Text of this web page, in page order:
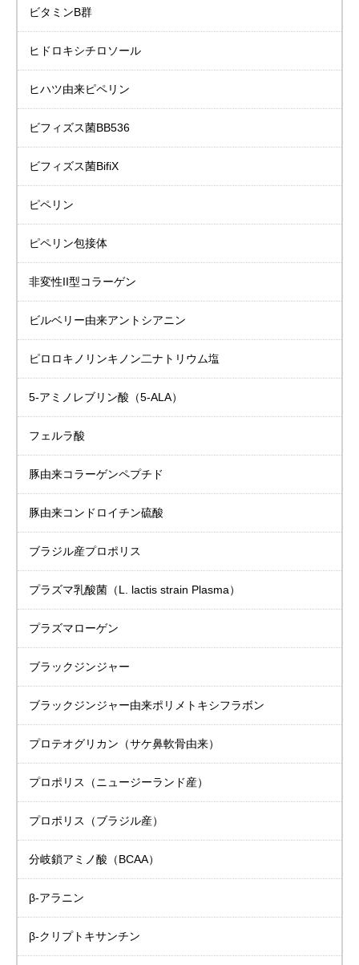
ビタミンB群
ヒドロキシチロソール
ヒハツ由来ピペリン
ビフィズス菌BB536
ビフィズス菌BifiX
ピペリン
ピペリン包接体
非変性II型コラーゲン
ビルベリー由来アントシアニン
ピロロキノリンキノン二ナトリウム塩
5-アミノレブリン酸 （5-ALA）
フェルラ酸
豚由来コラーゲンペプチド
豚由来コンドロイチン硫酸
ブラジル産プロポリス
プラズマ乳酸菌 （L. lactis strain Plasma）
プラズマローゲン
ブラックジンジャー
ブラックジンジャー由来ポリメトキシフラボン
プロテオグリカン （サケ鼻軟骨由来）
プロポリス （ニュージーランド産）
プロポリス （ブラジル産）
分岐鎖アミノ酸（BCAA）
β-アラニン
β-クリプトキサンチン